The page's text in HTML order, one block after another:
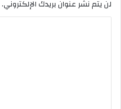
لن يتم نشر عنوان بريدك الإلكتروني.